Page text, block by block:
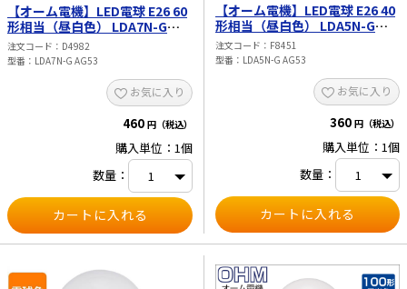
【オーム電機】LED電球 E26 60
形相当（昼白色） LDA7N-G
AG53
注文コード
D4982
型番
LDA7N-G AG53
お気に入り
460 円（税込）
購入単位：1個
数量：
【オーム電機】LED電球 E26 40
形相当（昼白色） LDA5N-G
AG53
注文コード
F8451
型番
LDA5N-G AG53
お気に入り
360 円（税込）
購入単位：1個
数量：